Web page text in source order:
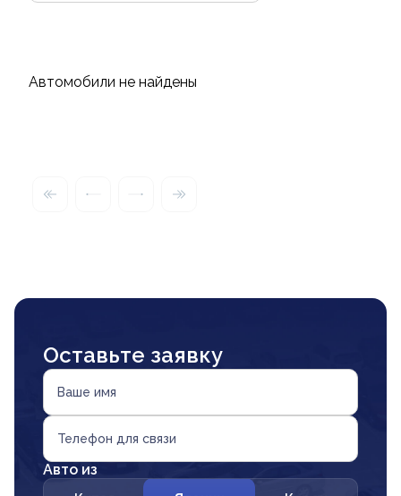
Автомобили не найдены
Оставьте заявку
Ваше имя
Телефон для связи
Авто из